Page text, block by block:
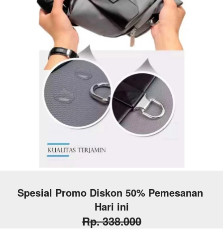
Spesial Promo Diskon 50% Pemesanan
Hari ini
Rp. 338.000